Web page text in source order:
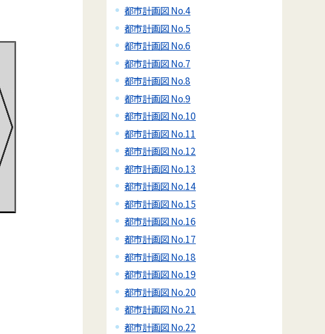
都市計画図 No.4
都市計画図 No.5
都市計画図 No.6
都市計画図 No.7
都市計画図 No.8
都市計画図 No.9
都市計画図 No.10
都市計画図 No.11
都市計画図 No.12
都市計画図 No.13
都市計画図 No.14
都市計画図 No.15
都市計画図 No.16
都市計画図 No.17
都市計画図 No.18
都市計画図 No.19
都市計画図 No.20
都市計画図 No.21
都市計画図 No.22